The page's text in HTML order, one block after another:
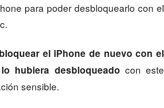
para poder desbloquearlo con el
el iPhone de nuevo con el
hubiera desbloqueado con este
sensible.